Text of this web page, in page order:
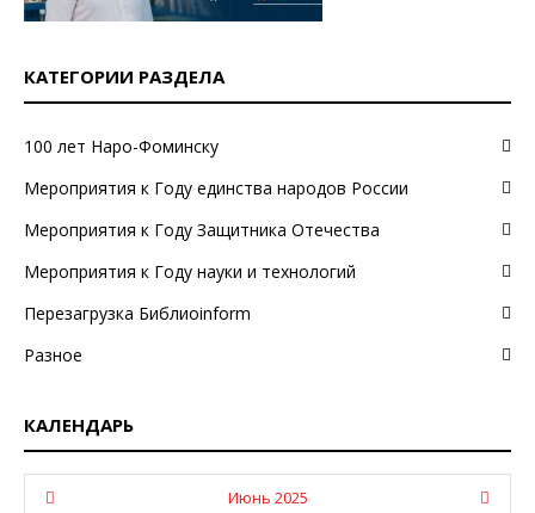
КАТЕГОРИИ РАЗДЕЛА
100 лет Наро-Фоминску
Мероприятия к Году единства народов России
Мероприятия к Году Защитника Отечества
Мероприятия к Году науки и технологий
Перезагрузка Библиоinform
Разное
КАЛЕНДАРЬ
Июнь 2025